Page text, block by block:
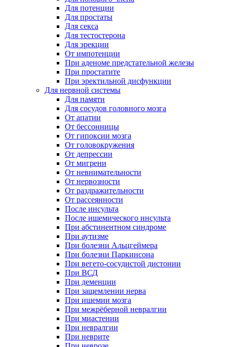
Для потенции
Для простаты
Для секса
Для тестостерона
Для эрекции
От импотенции
При аденоме предстательной железы
При простатите
При эректильной дисфункции
Для нервной системы
Для памяти
Для сосудов головного мозга
От апатии
От бессонницы
От гипоксии мозга
От головокружения
От депрессии
От мигрени
От невнимательности
От нервозности
От раздражительности
От рассеянности
После инсульта
После ишемического инсульта
При абстинентном синдроме
При аутизме
При болезни Альцгеймера
При болезни Паркинсона
При вегето-сосудистой дистонии
При ВСД
При деменции
При защемлении нерва
При ишемии мозга
При межрёберной невралгии
При миастении
При невралгии
При неврите